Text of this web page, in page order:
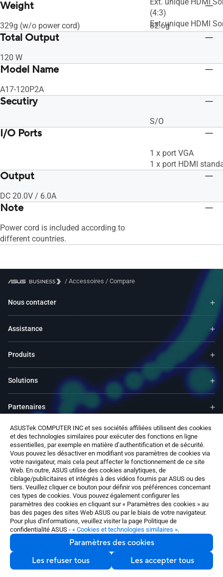
ASUSTek COMPUTER INC et ses sociétés affiliées utilisent des cookies
et des technologies similaires pour exécuter des fonctions en ligne
essentielles, par exemple en matière d’authentification et de sécurité.
Vous pouvez les désactiver en modifiant vos paramètres de cookies via
votre navigateur, mais cela peut affecter le fonctionnement de ce site
Web. En outre, ASUS utilise des cookies analytiques, de
ciblage/publicitaires et intégrés à des vidéos fournis par ASUS ou des
tiers. Veuillez cliquer ce bouton pour définir vos préférences concernant
ces types de cookies. Vous pouvez également configurer les
paramètres des cookies en cliquant sur « Paramètres des cookies » au
bas des pages des sites Web ASUS ou par le biais de votre navigateur.
Pour plus d'informations, veuillez visiter la page Politique de
confidentialité ASUS - « Cookies et technologies similaires ».
Paramètres des cookies
Les refuser tous
Les accepter tous
(4:3)
Ext. unique HDMI
Weight
329g (w/o power cord) 82.6g
Total Output
120 W
Model Name
A17-120P2A
Secutiry
S/O
I/O Ports
1 x port VGA
1 x port HDMI
Output
DC 20.0V / 6.0A
Note
Power cord is included according to
different countries.
/ Accessoires / Compare
Nous contacter
Assistance
Produits
Solutions
Partenaires
Service & Programs
Support
About Us
Software
Nous contacter